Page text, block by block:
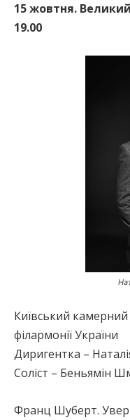
15 жовтня. Великий
19.00
Київський
філармонії України
Диригентка –
Соліст – Беньямін
Франц Шуберт.